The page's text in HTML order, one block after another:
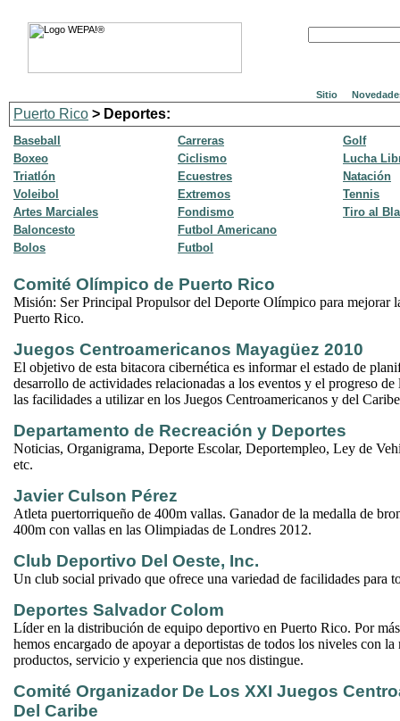
Sitio
Puerto Rico > Deportes:
Baseball
Boxeo
Triatlón
Voleibol
Artes Marciales
Baloncesto
Bolos
Carreras
Ciclismo
Ecuestres
Extremos
Fondismo
Futbol Americano
Futbol
Golf
Lucha
Natación
Tennis
Tiro al
Comité Olímpico de Puerto Rico
Misión: Ser Principal Propulsor del Deporte Olímpico para mejorar
Puerto Rico.
Juegos Centroamericanos Mayagüez 2010
El objetivo de esta bitacora cibernética es informar el estado de
desarrollo de actividades relacionadas a los eventos y el progreso
las facilidades a utilizar en los Juegos Centroamericanos y del
Departamento de Recreación y Deportes
Noticias, Organigrama, Deporte Escolar, Deportempleo, Ley de
etc.
Javier Culson Pérez
Atleta puertorriqueño de 400m vallas. Ganador de la medalla de
400m con vallas en las Olimpiadas de Londres 2012.
Club Deportivo Del Oeste, Inc.
Un club social privado que ofrece una variedad de facilidades para
Deportes Salvador Colom
Líder en la distribución de equipo deportivo en Puerto Rico. Por
hemos encargado de apoyar a deportistas de todos los niveles con
productos, servicio y experiencia que nos distingue.
Comité Organizador De Los XXI Juegos
Del Caribe